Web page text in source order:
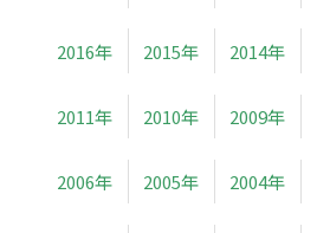
2016年 2015年 2014年
2011年 2010年 2009年
2006年 2005年 2004年